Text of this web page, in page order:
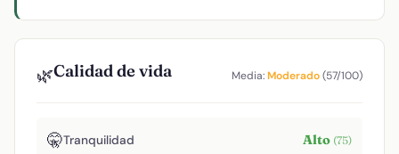
🌿Calidad de vida Media:Moderado(57/100)
🤫Tranquilidad Alto (75)